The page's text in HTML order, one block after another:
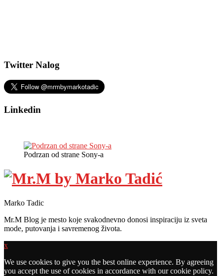
Twitter Nalog
Linkedin
Podrzan od strane Sony-a
Marko Tadic
Mr.M Blog je mesto koje svakodnevno donosi inspiraciju iz sveta
mode, putovanja i savremenog života.
x
We use cookies to give you the best online experience. By agreeing
you accept the use of cookies in accordance with our cookie policy.